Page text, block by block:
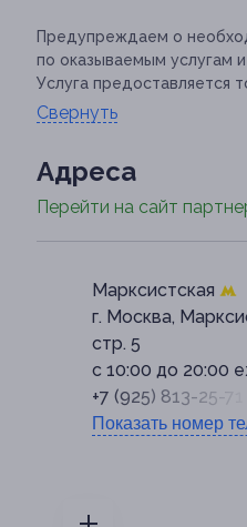
Предупреждаем о
по оказываемым услугам и
Услуга предоставляется
Свернуть
Адресa
Перейти на сайт
Марксистская
г. Москва,
стр. 5
с 10:00 до 20:00
+7 (925) 813-25-71
Показать номер